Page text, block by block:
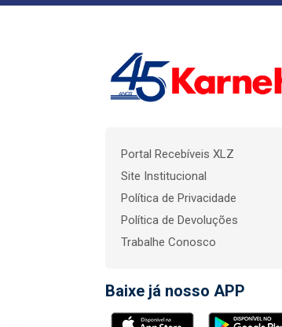
Portal Recebíveis XLZ
Site Institucional
Política de Privacidade
Política de Devoluções
Trabalhe Conosco
Baixe já nosso APP